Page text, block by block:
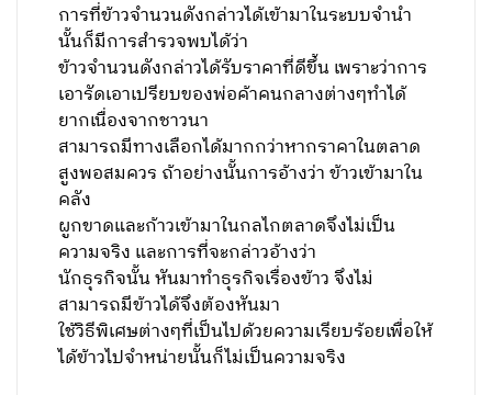
การที่ข้าวจำนวนดังกล่าวได้เข้ามาในระบบจำนำ
นั้นก็มีการสำรวจพบได้ว่า
ข้าวจำนวนดังกล่าวได้รับราคาที่ดีขึ้น เพราะว่าการ
เอารัดเอาเปรียบของพ่อค้าคนกลางต่างๆทำได้
ยากเนื่องจากชาวนา
สามารถมีทางเลือกได้มากกว่าหากราคาในตลาด
สูงพอสมควร ถ้าอย่างนั้นการอ้างว่า ข้าวเข้ามาใน
คลัง
ผูกขาดและก้าวเข้ามาในกลไกตลาดจึงไม่เป็น
ความจริง และการที่จะกล่าวอ้างว่า
นักธุรกิจนั้น หันมาทำธุรกิจเรื่องข้าว จึงไม่
สามารถมีข้าวได้จึงต้องหันมา
ใช้วิธีพิเศษต่างๆที่เป็นไปด้วยความเรียบร้อยเพื่อให้
ได้ข้าวไปจำหน่ายนั้นก็ไม่เป็นความจริง